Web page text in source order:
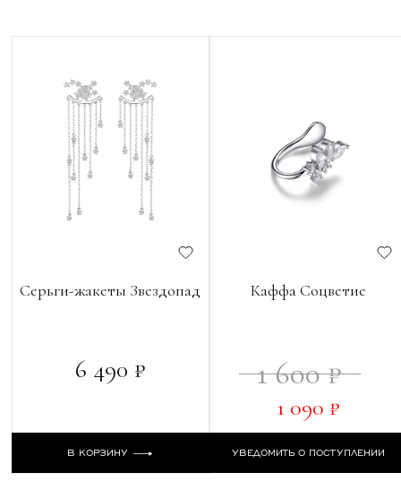
Серьги-жакеты Звездопад
6 490 ₽
В КОРЗИНУ
Каффа Соцветие
1 600 ₽
1 090 ₽
УВЕДОМИТЬ О ПОСТУПЛЕНИИ